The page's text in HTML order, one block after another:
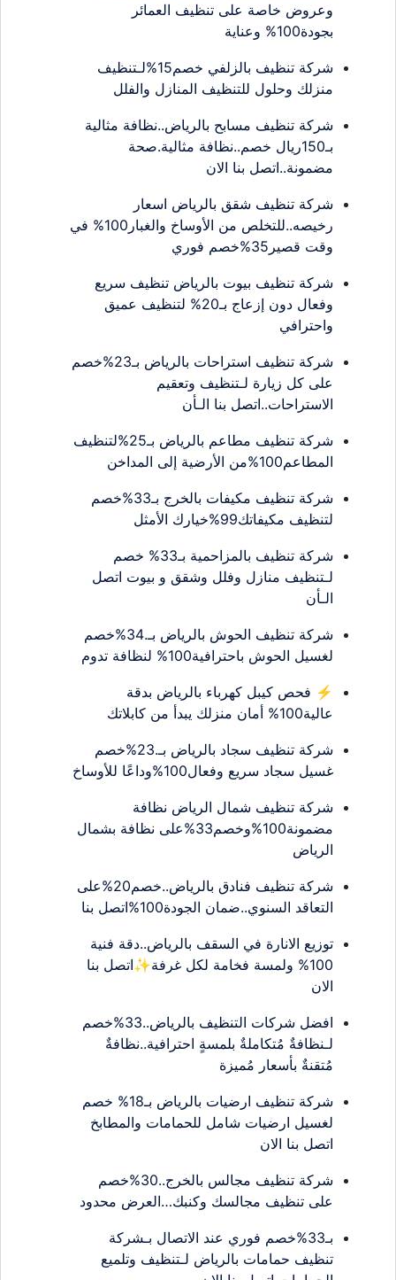
وعروض خاصة على تنظيف العمائر
بجودة100% وعناية
شركة تنظيف بالزلفي خصم15%لـتنظيف
منزلك وحلول للتنظيف المنازل والفلل
شركة تنظيف مسابح بالرياض..نظافة مثالية
بـ150ريال خصم..نظافة مثالية.صحة
مضمونة..اتصل بنا الان
شركة تنظيف شقق بالرياض اسعار
رخيصه..للتخلص من الأوساخ والغبار100% في
وقت قصير35%خصم فوري
شركة تنظيف بيوت بالرياض تنظيف سريع
وفعال دون إزعاج بـ20% لتنظيف عميق
واحترافي
شركة تنظيف استراحات بالرياض بـ23%خصم
على كل زيارة لـتنظيف وتعقيم
الاستراحات..اتصل بنا الـأن
شركة تنظيف مطاعم بالرياض بـ25%لتنظيف
المطاعم100%من الأرضية إلى المداخن
شركة تنظيف مكيفات بالخرج بـ33%خصم
لتنظيف مكيفاتك99%خيارك الأمثل
شركة تنظيف بالمزاحمية بـ33% خصم
لـتنظيف منازل وفلل وشقق و بيوت اتصل
الـأن
شركة تنظيف الحوش بالرياض بـ.34%خصم
لغسيل الحوش باحترافية100% لنظافة تدوم
⚡ فحص كيبل كهرباء بالرياض بدقة
عالية100% أمان منزلك يبدأ من كابلاتك
شركة تنظيف سجاد بالرياض بـ.23%خصم
غسيل سجاد سريع وفعال100%وداعًا للأوساخ
شركة تنظيف شمال الرياض نظافة
مضمونة100%وخصم33%على نظافة بشمال
الرياض
شركة تنظيف فنادق بالرياض..خصم20%على
التعاقد السنوي..ضمان الجودة100%اتصل بنا
توزيع الانارة في السقف بالرياض..دقة فنية
100% ولمسة فخامة لكل غرفة✨اتصل بنا
الان
افضل شركات التنظيف بالرياض..33%خصم
لـنظافةٌ مُتكاملةٌ بلمسةٍ احترافية..نظافةٌ
مُتقنةٌ بأسعار مُميزة
شركة تنظيف ارضيات بالرياض بـ18% خصم
لغسيل ارضيات شامل للحمامات والمطابخ
اتصل بنا الان
شركة تنظيف مجالس بالخرج..30%خصم
على تنظيف مجالسك وكنبك…العرض محدود
بـ33%خصم فوري عند الاتصال بـشركة
تنظيف حمامات بالرياض لـتنظيف وتلميع